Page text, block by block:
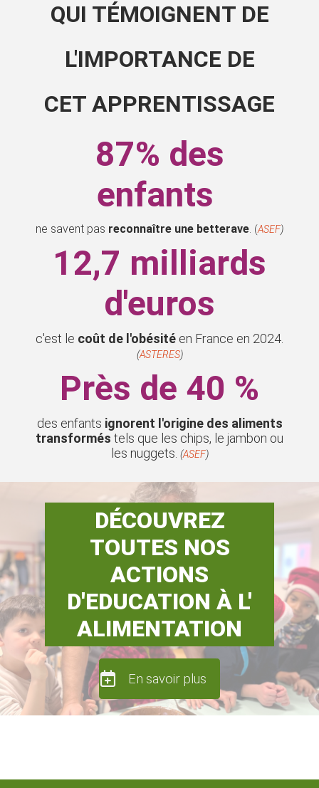
QUI TÉMOIGNENT DE
L'IMPORTANCE DE
CET APPRENTISSAGE
87% des
enfants
ne savent pas reconnaître une betterave (ASEF)
12,7 milliards
d'euros
c'est le coût de l'obésité en France en 2024.
(ASTERES)
Près de 40 %
des enfants ignorent l'origine des aliments
transformés tels que les chips, le jambon ou
les nuggets. (ASEF)
DÉCOUVREZ
TOUTES NOS
ACTIONS
D'EDUCATION À L'
ALIMENTATION
En savoir plus